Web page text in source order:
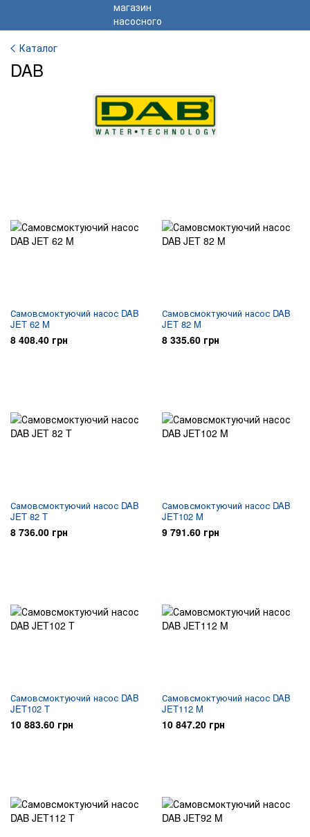
Каталог
DAB
Самовсмоктуючий насос DAB
JET 62 M
8 408.40 грн
Самовсмоктуючий насос DAB
JET 82 M
8 335.60 грн
Самовсмоктуючий насос DAB
JET 82 T
8 736.00 грн
Самовсмоктуючий насос DAB
JET102 M
9 791.60 грн
Самовсмоктуючий насос DAB
JET102 T
10 883.60 грн
Самовсмоктуючий насос DAB
JET112 M
10 847.20 грн